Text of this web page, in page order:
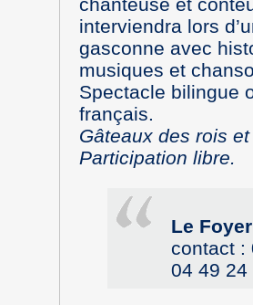
interviendra lors
gasconne avec
musiques et
Spectacle bilingue
français.
Gâteaux des rois
Participation libre.
Le
contact :
04 49 24